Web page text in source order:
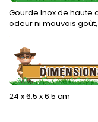
Gourde Inox de haute
odeur ni mauvais
.
24 x 6.5 x 6.5 cm
.